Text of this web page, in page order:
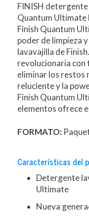
FINISH
Quantum Ultimate
Finish Quantum
poder de limpieza
lavavajilla de
revolucionaria con
eliminar los restos
reluciente y la
Finish Quantum
elementos ofrece
FORMATO:
Características del
Detergente
Ultimate
Nueva